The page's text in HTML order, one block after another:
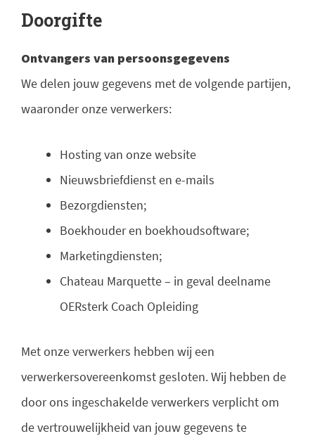
Doorgifte
Ontvangers van persoonsgegevens
We delen jouw gegevens met de volgende partijen,
waaronder onze verwerkers:
Hosting van onze website
Nieuwsbriefdienst en e-mails
Bezorgdiensten;
Boekhouder en boekhoudsoftware;
Marketingdiensten;
Chateau Marquette – in geval deelname
OERsterk Coach Opleiding
Met onze verwerkers hebben wij een
verwerkersovereenkomst gesloten. Wij hebben de
door ons ingeschakelde verwerkers verplicht om
de vertrouwelijkheid van jouw gegevens te